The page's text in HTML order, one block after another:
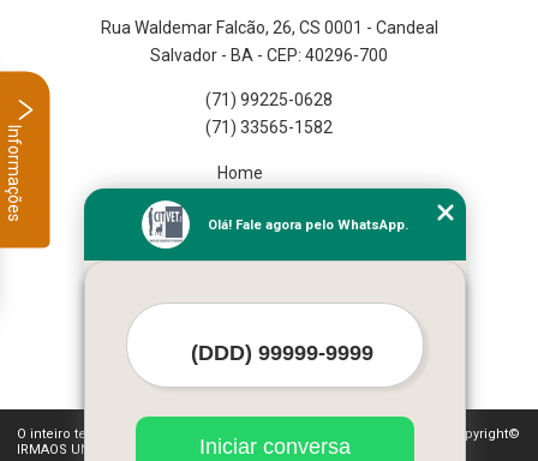
Rua Waldemar Falcão, 26, CS 0001 - Candeal
Salvador - BA - CEP: 40296-700
(71) 99225-0628
(71) 33565-1582
Home
Missão
Serviços
O inteiro teor deste site está sujeito à proteção de direitos autorais. Copyright©
IRMAOS UNGAR LTDA (Lei 9610 de 19/02/1998)
Olá! Fale agora pelo WhatsApp.
Iniciar conversa
Informações